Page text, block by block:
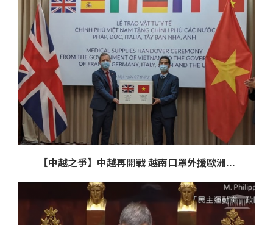
【中越之爭】中越再開戰 越南口罩外援歐洲...